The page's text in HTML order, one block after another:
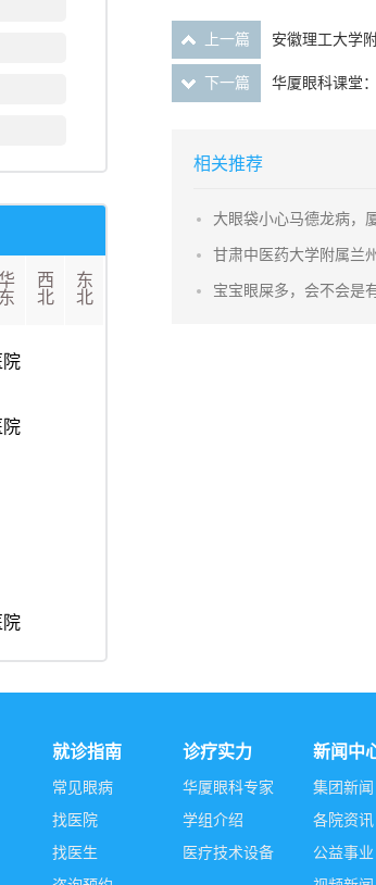
上一篇 安徽理工大学
下一篇 华厦眼科课堂
相关推荐
大眼袋小心马德龙病，
甘肃中医药大学附属兰
宝宝眼屎多，会不会是
东
西
北
东
北
院
院
院
就诊指南
常见眼病
找医院
找医生
诊疗实力
华厦眼科专家
学组介绍
医疗技术设备
新闻中
集团新闻
各院资讯
公益事业